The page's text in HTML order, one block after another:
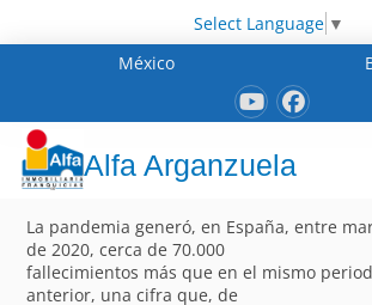
Select Language ▼
México
Alfa Arganzuela
La pandemia generó, en España, entre
de 2020, cerca de 70.000
fallecimientos más que en el mismo
anterior, una cifra que, de